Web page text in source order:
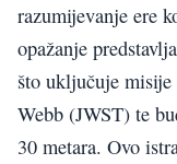
razumijevanje ere
opažanje
što uključuje misije
Webb (JWST) te
30 metara. Ovo